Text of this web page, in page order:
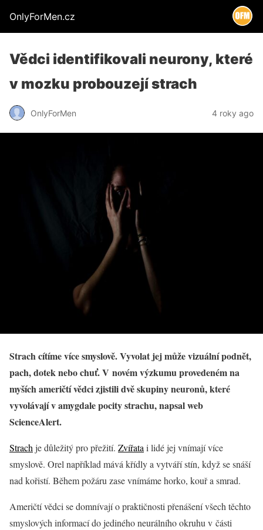
OnlyForMen.cz
Vědci identifikovali neurony, které
v mozku probouzejí strach
OnlyForMen 4 roky ago
Strach cítíme více smyslově. Vyvolat jej může vizuální podnět,
pach, dotek nebo chuť. V novém výzkumu provedeném na
myších američtí vědci zjistili dvě skupiny neuronů, které
vyvolávají v amygdale pocity strachu, napsal web
ScienceAlert.
Strachje důležitý pro přežití. Zvířatai lidé jej vnímají více
smyslově. Orel například mává křídly a vytváří stín, když se snáší
nad kořistí. Během požáru zase vnímáme horko, kouř a smrad.
Američtí vědci se domnívají o praktičnosti přenášení všech těchto
smyslových informací do jediného neurálního okruhu v části